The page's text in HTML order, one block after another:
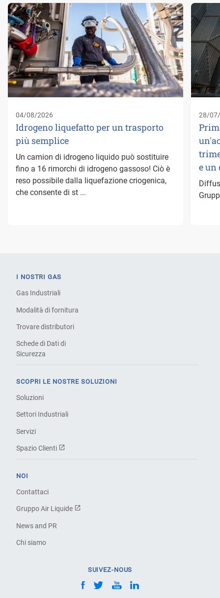
04/08/2026
Idrogeno liquefatto per un trasporto
più semplice
Un camion di idrogeno liquido può sostituire
fino a 16 rimorchi di idrogeno gassoso! Ciò è
reso possibile dalla liquefazione criogenica,
che consente di st ...
28/
e
I NOSTRI GAS
Gas Industriali
Modalità di fornitura
Trovare distributori
Schede di Dati di
Sicurezza
SCOPRI LE NOSTRE SOLUZIONI
Soluzioni
Settori Industriali
Servizi
Spazio Clienti
NOI
Contattaci
Gruppo Air Liquide
News and PR
Chi siamo
SUIVEZ-NOUS